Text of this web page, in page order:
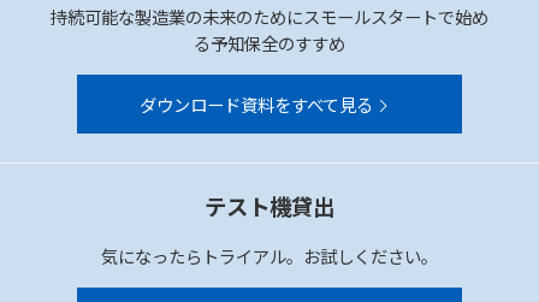
持続可能な製造業の未来のためにスモールスタートで始め
る予知保全のすすめ
ダウンロード資料をすべて見る
テスト機貸出
気になったらトライアル。お試しください。